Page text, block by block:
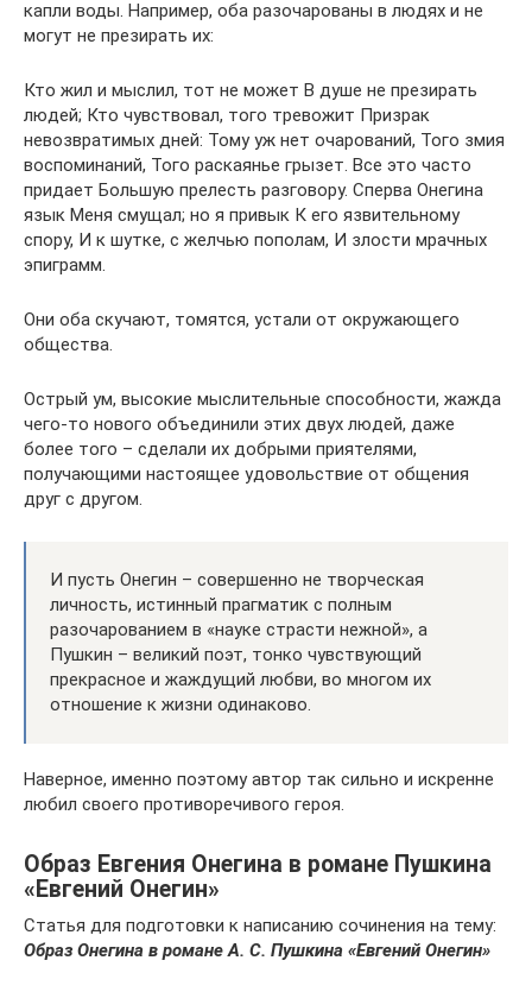
капли воды. Например, оба разочарованы в людях и не
могут не презирать их:
Кто жил и мыслил, тот не может В душе не презирать
людей; Кто чувствовал, того тревожит Призрак
невозвратимых дней: Тому уж нет очарований, Того змия
воспоминаний, Того раскаянье грызет. Все это часто
придает Большую прелесть разговору. Сперва Онегина
язык Меня смущал; но я привык К его язвительному
спору, И к шутке, с желчью пополам, И злости мрачных
эпиграмм.
Они оба скучают, томятся, устали от окружающего
общества.
Острый ум, высокие мыслительные способности, жажда
чего-то нового объединили этих двух людей, даже
более того – сделали их добрыми приятелями,
получающими настоящее удовольствие от общения
друг с другом.
И пусть Онегин – совершенно не творческая
личность, истинный прагматик с полным
разочарованием в «науке страсти нежной», а
Пушкин – великий поэт, тонко чувствующий
прекрасное и жаждущий любви, во многом их
отношение к жизни одинаково.
Наверное, именно поэтому автор так сильно и искренне
любил своего противоречивого героя.
Образ Евгения Онегина в романе Пушкина
«Евгений Онегин»
Статья для подготовки к написанию сочинения на тему:
Образ Онегина в романе А. С. Пушкина «Евгений Онегин»